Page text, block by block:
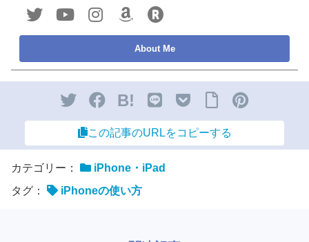
B!
この記事のURLをコピーする
カテゴリー：
iPhone・iPad
タグ：
iPhoneの使い方